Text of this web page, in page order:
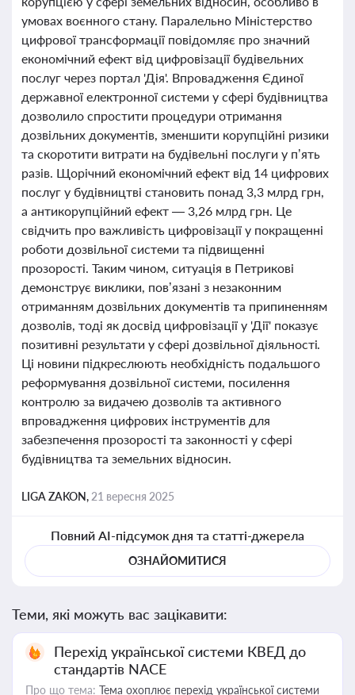
умовах воєнного стану. Паралельно Міністерство
цифрової трансформації повідомляє про значний
економічний ефект від цифровізації будівельних
послуг через портал 'Дія'. Впровадження Єдиної
державної електронної системи у сфері будівництва
дозволило спростити процедури отримання
дозвільних документів, зменшити корупційні ризики
та скоротити витрати на будівельні послуги у п’ять
разів. Щорічний економічний ефект від 14 цифрових
послуг у будівництві становить понад 3,3 млрд грн,
а антикорупційний ефект — 3,26 млрд грн. Це
свідчить про важливість цифровізації у покращенні
роботи дозвільної системи та підвищенні
прозорості. Таким чином, ситуація в Петрикові
демонструє виклики, пов’язані з незаконним
отриманням дозвільних документів та припиненням
дозволів, тоді як досвід цифровізації у 'Дії' показує
позитивні результати у сфері дозвільної діяльності.
Ці новини підкреслюють необхідність подальшого
реформування дозвільної системи, посилення
контролю за видачею дозволів та активного
впровадження цифрових інструментів для
забезпечення прозорості та законності у сфері
будівництва та земельних відносин.
LIGA ZAKON, 21 вересня 2025
Повний AI-підсумок дня та статті-джерела
ОЗНАЙОМИТИСЯ
Теми, які можуть вас зацікавити:
Перехід української системи КВЕД до
стандартів NACE
Про що тема: Тема охоплює перехід української системи